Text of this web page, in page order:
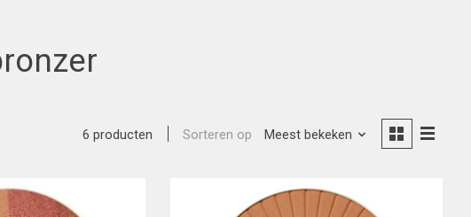
6 producten Sorteren op Meest bekeken